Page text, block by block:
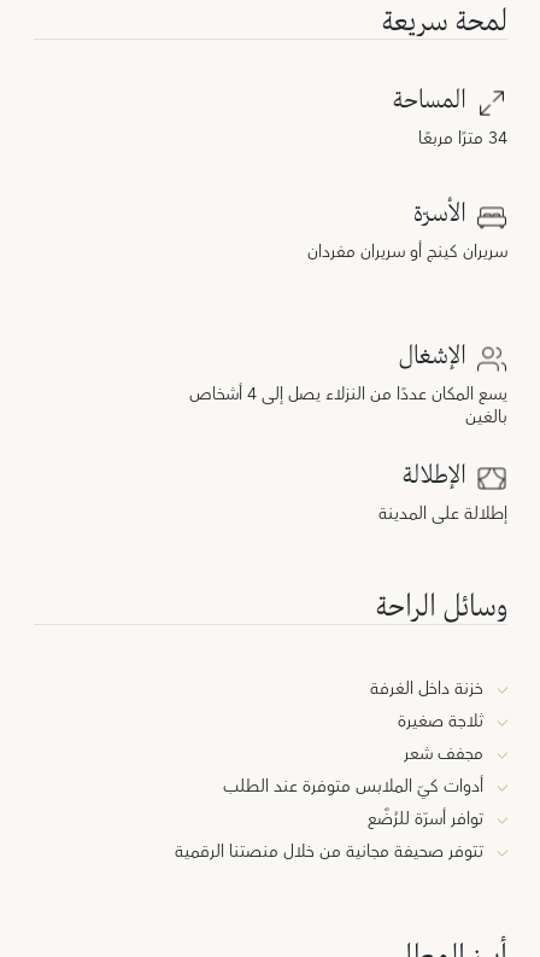
لمحة سريعة
المساحة
34 مترًا مربعًا
الأسرّة
سريران كينج أو سريران مفردان
الإشغال
يسع المكان عددًا من النزلاء يصل إلى 4 أشخاص
بالغين
الإطلالة
إطلالة على المدينة
وسائل الراحة
خزنة داخل الغرفة
ثلاجة صغيرة
مجفف شعر
أدوات كيّ الملابس متوفرة عند الطلب
توافر أسرّة للرُضَّع
تتوفر صحيفة مجانية من خلال منصتنا الرقمية